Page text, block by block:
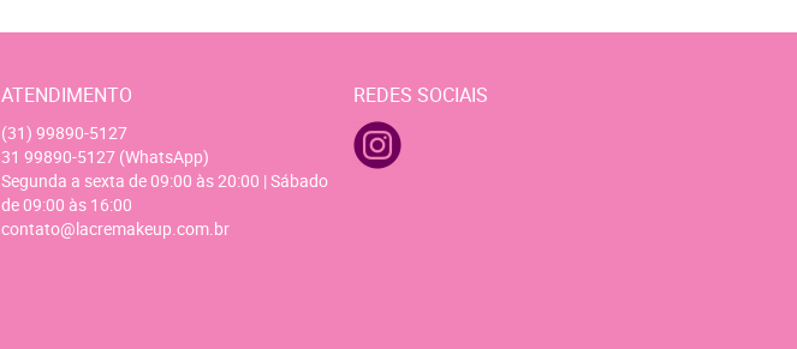
ATENDIMENTO
(31) 99890-5127
31 99890-5127 (WhatsApp)
Segunda a sexta de 09:00 às 20:00 | Sábado
de 09:00 às 16:00
contato@lacremakeup.com.br
REDES SOCIAIS